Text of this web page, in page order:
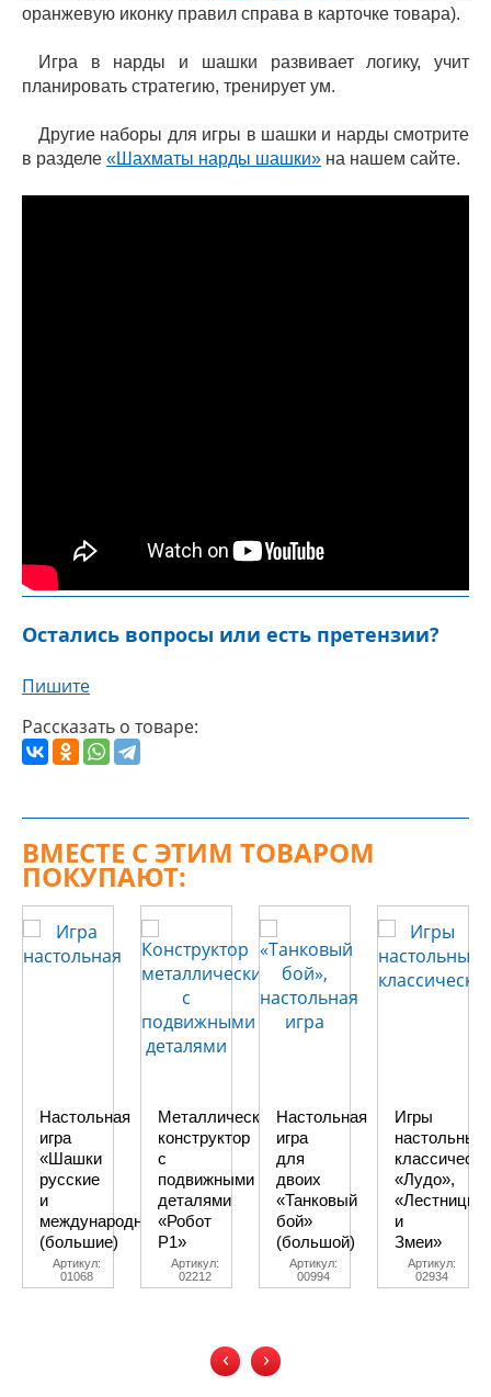
оранжевую иконку правил справа в карточке товара).
Игра в нарды и шашки развивает логику, учит
планировать стратегию, тренирует ум.
Другие наборы для игры в шашки и нарды смотрите
в разделе «Шахматы нарды шашки» на нашем сайте.
Остались вопросы или есть претензии?
Пишите
Рассказать о товаре:
ВМЕСТЕ С ЭТИМ ТОВАРОМ
ПОКУПАЮТ:
Настольная
игра
«Шашки
русские
и
международные»
(большие)
Артикул:
01068
Металлический
конструктор
с
подвижными
деталями
«Робот
Р1»
Артикул:
02212
Настольная
игра
для
двоих
«Танковый
бой»
(большой)
Артикул:
00994
Игры
настольные
«Лудо»,
«Лестницы
и
Змеи»
Артикул:
02934
‹ ›